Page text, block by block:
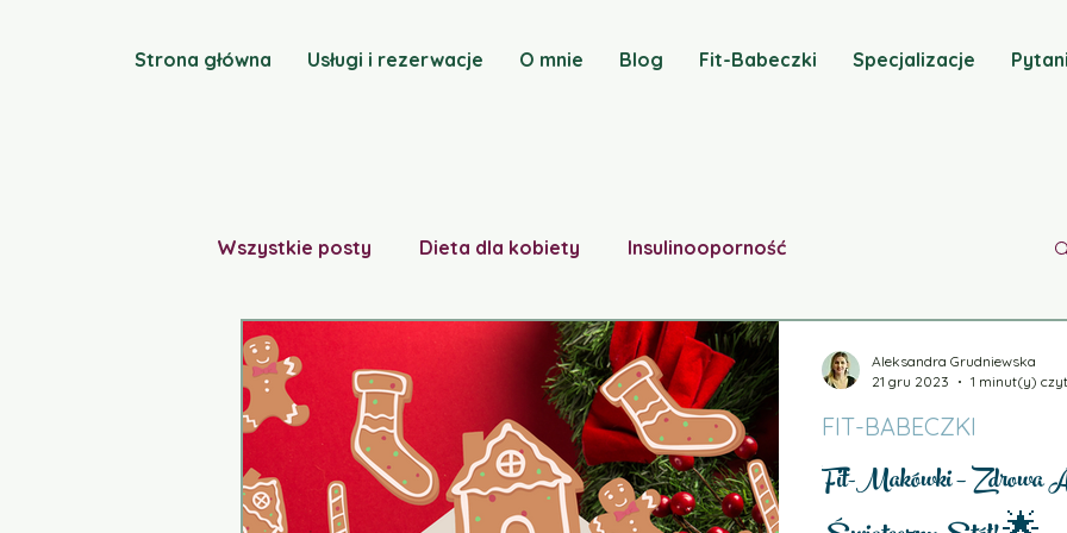
Strona główna Usługi i rezerwacje O mnie Blog Fit-Babeczki Specjalizacje
Wszystkie posty Dieta dla kobiety Insulinooporność
Dieta śródziemnomorska Zaburzenia lipidowe
Fit-babeczki Medycyna wschodu Niedoczynność tarczycy
Fit-Makówki – Zdrowa
FIT-BABECZKI
Aleksandra Grudniewska
21 gru 2023
1 minut(y)